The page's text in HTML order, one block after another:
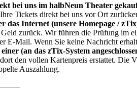
bei uns im halbNeun Theater
Tickets direkt bei uns vor Ort
das Internet (unsere Homepage /
zurück. Wir führen die Prüfung im
E-Mail. Wenn Sie keine Nachricht
(an das zTix-System
den vollen Kartenpreis erstattet. Die
Auszahlung.